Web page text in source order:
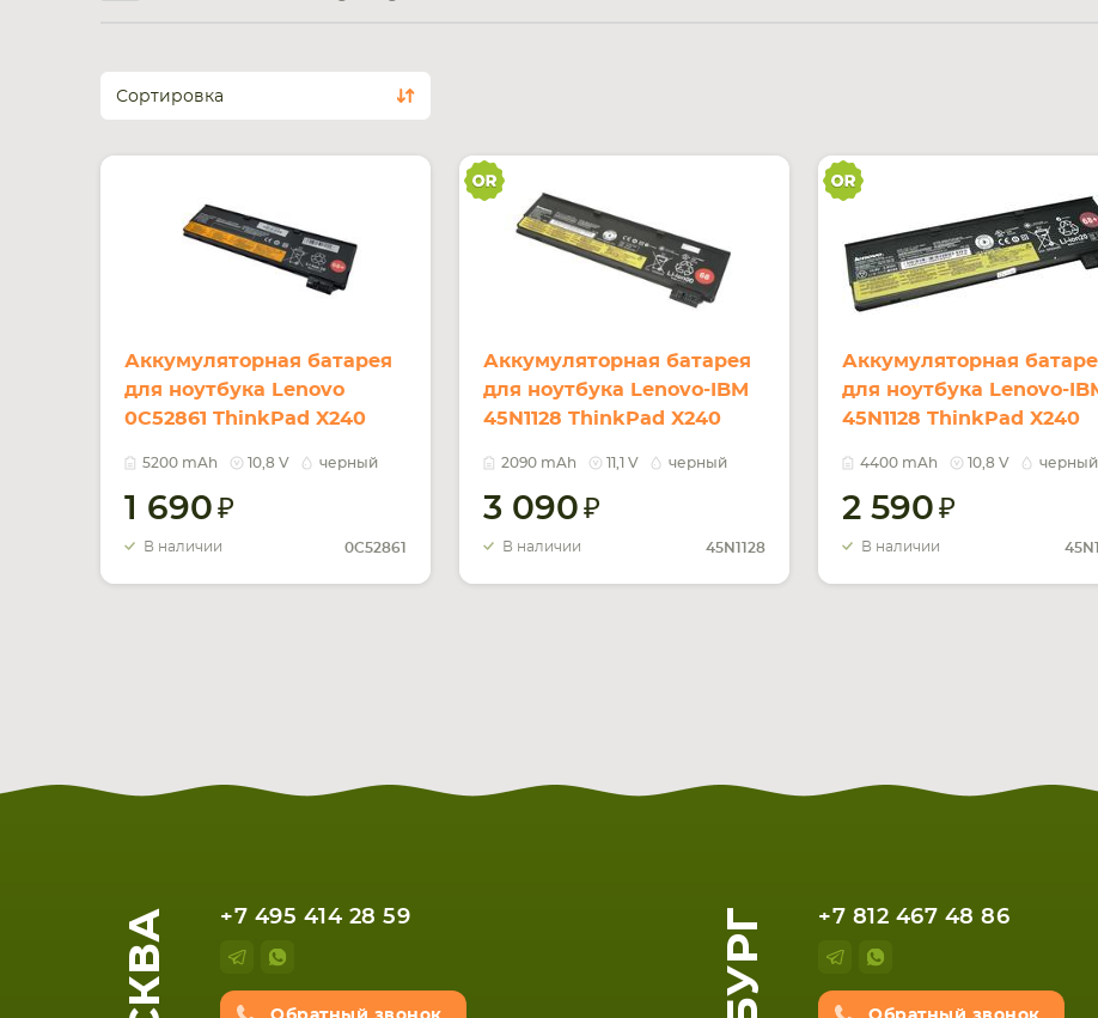
Сортировка
Аккумуляторная батарея
для ноутбука Lenovo
0C52861 ThinkPad X240
5200 mAh 10,8 V черный
1 690
В наличии 0C52861
Аккумуляторная батарея
для ноутбука Lenovo-IBM
45N1128 ThinkPad X240
2090 mAh 11,1 V черный
3 090
В наличии 45N1128
Аккумуляторная
для ноутбука Lenovo-
45N1128 ThinkPad X240
4400 mAh 10,8 V черный
2 590
В наличии
+7 495 414 28 59 +7 812 467 48 86